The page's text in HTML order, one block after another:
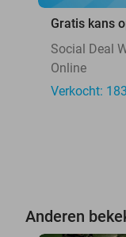
Gratis kans
Social Deal
Online
Verkocht:
Anderen